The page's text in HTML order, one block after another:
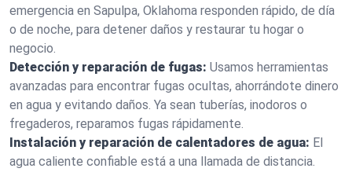
emergencia en Sapulpa, Oklahoma responden rápido, de día
o de noche, para detener daños y restaurar tu hogar o
negocio.
Detección y reparación de fugas: Usamos herramientas
avanzadas para encontrar fugas ocultas, ahorrándote dinero
en agua y evitando daños. Ya sean tuberías, inodoros o
fregaderos, reparamos fugas rápidamente.
Instalación y reparación de calentadores de agua: El
agua caliente confiable está a una llamada de distancia.